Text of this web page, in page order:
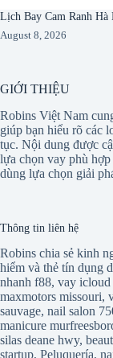
Lịch Bay Cam Ranh Hà
August 8, 2026
GIỚI THIỆU
Robins Việt Nam
giúp bạn hiểu rõ các
tục. Nội dung được
lựa chọn vay phù
dùng lựa chọn giải
Thông tin liên hệ
Robins chia sẻ kinh
hiểm và thẻ tín dụng
nhanh f88, vay
maxmotors missouri,
sauvage, nail salon
manicure
silas deane hwy,
startup, Peluquería,